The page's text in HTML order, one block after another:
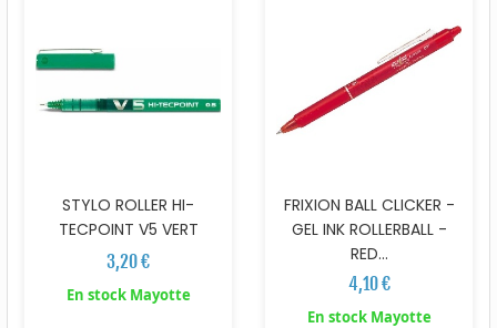
STYLO ROLLER HI-
TECPOINT V5 VERT
3,20 €
En stock Mayotte
FRIXION BALL CLICKER -
GEL INK ROLLERBALL -
RED...
4,10 €
En stock Mayotte